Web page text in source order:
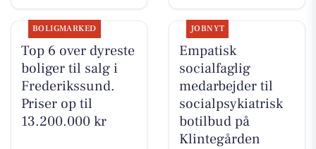
BOLIGMARKED
Top 6 over dyreste
boliger til salg i
Frederikssund.
Priser op til
13.200.000 kr
JOBNYT
Empatisk
socialfaglig
medarbejder til
socialpsykiatrisk
botilbud på
Klintegården